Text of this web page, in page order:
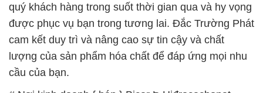
quý khách hàng trong suốt thời gian qua và hy vọng
được phục vụ bạn trong tương lai. Đắc Trường Phát
cam kết duy trì và nâng cao sự tin cậy và chất
lượng của sản phẩm hóa chất để đáp ứng mọi nhu
cầu của bạn.